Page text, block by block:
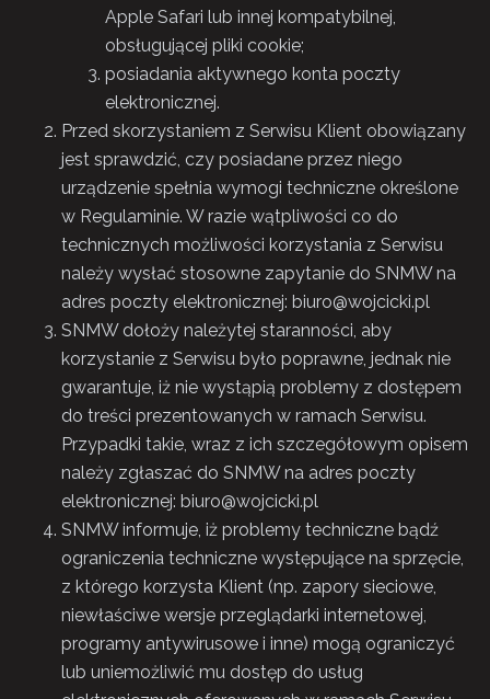
Apple Safari lub innej kompatybilnej,
obsługującej pliki cookie;
posiadania aktywnego konta poczty
elektronicznej.
Przed skorzystaniem z Serwisu Klient obowiązany
jest sprawdzić, czy posiadane przez niego
urządzenie spełnia wymogi techniczne określone
w Regulaminie. W razie wątpliwości co do
technicznych możliwości korzystania z Serwisu
należy wysłać stosowne zapytanie do SNMW na
adres poczty elektronicznej: biuro@wojcicki.pl
SNMW dołoży należytej staranności, aby
korzystanie z Serwisu było poprawne, jednak nie
gwarantuje, iż nie wystąpią problemy z dostępem
do treści prezentowanych w ramach Serwisu.
Przypadki takie, wraz z ich szczegółowym opisem
należy zgłaszać do SNMW na adres poczty
elektronicznej: biuro@wojcicki.pl
SNMW informuje, iż problemy techniczne bądź
ograniczenia techniczne występujące na sprzęcie,
z którego korzysta Klient (np. zapory sieciowe,
niewłaściwe wersje przeglądarki internetowej,
programy antywirusowe i inne) mogą ograniczyć
lub uniemożliwić mu dostęp do usług